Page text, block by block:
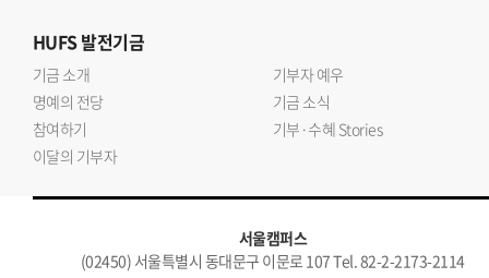
HUFS발전기금
기금 소개
기부자 예우
명예의 전당
기금 소식
참여하기
기부·수혜 Stories
이달의 기부자
서울캠퍼스
(02450) 서울특별시 동대문구 이문로 107 Tel. 82-2-2173-2114